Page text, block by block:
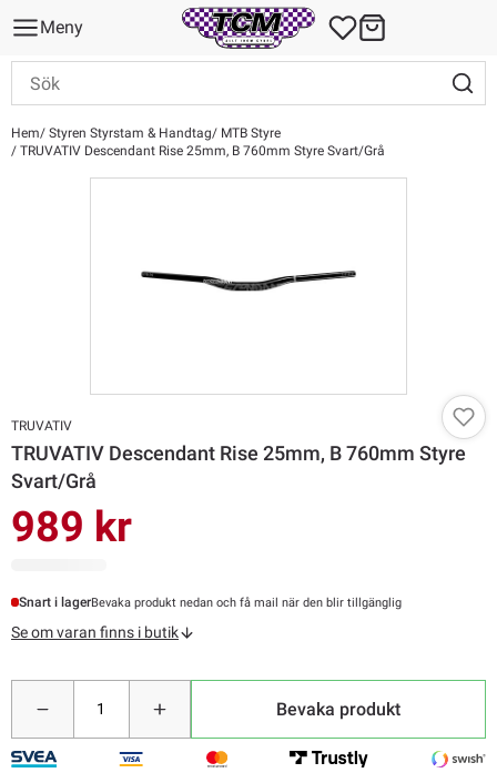
Meny
Hem Styren Styrstam & Handtag
MTB Styre
TRUVATIV Descendant Rise 25mm, B 760mm Styre Svart/Grå
TRUVATIV
TRUVATIV Descendant Rise 25mm, B 760mm Styre
Svart/Grå
989 kr
Snart i lagerBevaka produkt nedan och få mail när den blir tillgänglig
Se om varan finns i butik
Bevaka produkt